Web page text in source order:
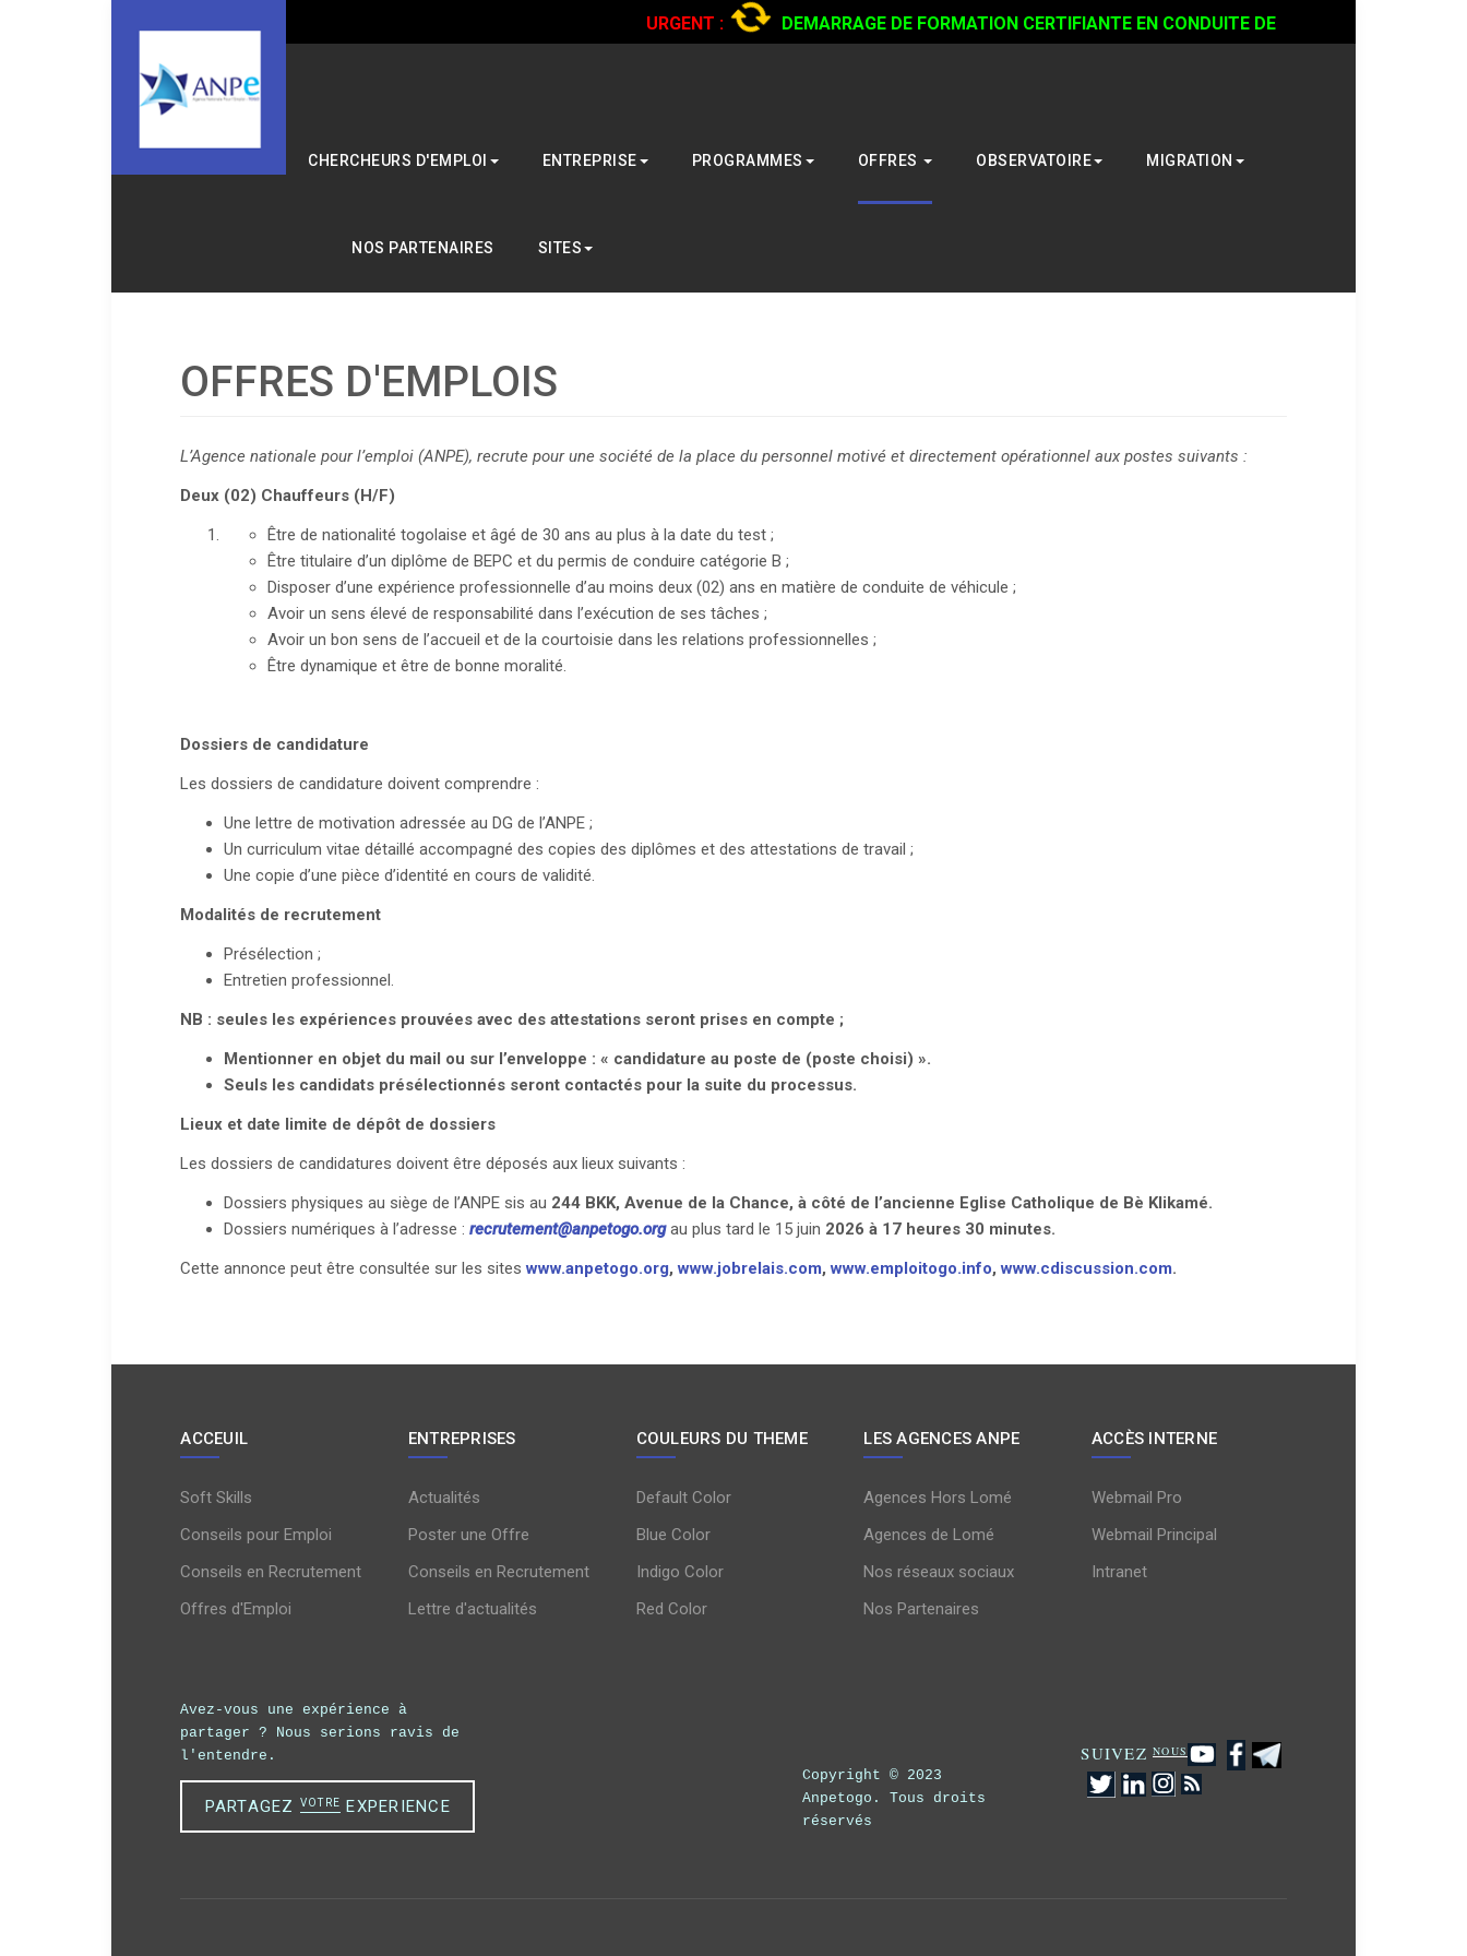
URGENT :
DEMARRAGE DE FORMATION CERTIFIANTE EN CONDUITE DE
CAMIONS...CLIQUER POUR LIRE
CHERCHEURS D'EMPLOI ENTREPRISE PROGRAMMES OFFRES OBSERVATOIRE MIGRATION
NOS PARTENAIRES SITES
OFFRES D'EMPLOIS
L’Agence nationale pour l’emploi (ANPE), recrute pour une société de la place du personnel motivé et directement opérationnel aux postes suivants :
Deux (02) Chauffeurs (H/F)
Être de nationalité togolaise et âgé de 30 ans au plus à la date du test ;
Être titulaire d’un diplôme de BEPC et du permis de conduire catégorie B ;
Disposer d’une expérience professionnelle d’au moins deux (02) ans en matière de conduite de véhicule ;
Avoir un sens élevé de responsabilité dans l’exécution de ses tâches ;
Avoir un bon sens de l’accueil et de la courtoisie dans les relations professionnelles ;
Être dynamique et être de bonne moralité.
Dossiers de candidature
Les dossiers de candidature doivent comprendre :
Une lettre de motivation adressée au DG de l’ANPE ;
Un curriculum vitae détaillé accompagné des copies des diplômes et des attestations de travail ;
Une copie d’une pièce d’identité en cours de validité.
Modalités de recrutement
Présélection ;
Entretien professionnel.
NB : seules les expériences prouvées avec des attestations seront prises en compte ;
Mentionner en objet du mail ou sur l’enveloppe : « candidature au poste de (poste choisi) ».
Seuls les candidats présélectionnés seront contactés pour la suite du processus.
Lieux et date limite de dépôt de dossiers
Les dossiers de candidatures doivent être déposés aux lieux suivants :
Dossiers physiques au siège de l’ANPE sis au 244 BKK, Avenue de la Chance, à côté de l’ancienne Eglise Catholique de Bè Klikamé.
Dossiers numériques à l’adresse :recrutement@anpetogo.orgau plus tard le 15 juin 2026 à 17 heures 30 minutes.
Cette annonce peut être consultée sur les siteswww.anpetogo.org,www.jobrelais.com,www.emploitogo.info,www.cdiscussion.com.
ACCEUIL
Soft Skills
Conseils pour Emploi
Conseils en Recrutement
Offres d'Emploi
ENTREPRISES
Actualités
Poster une Offre
Conseils en Recrutement
Lettre d'actualités
COULEURS DU THEME
Default Color
Blue Color
Indigo Color
Red Color
LES AGENCES ANPE
Agences Hors Lomé
Agences de Lomé
Nos réseaux sociaux
Nos Partenaires
ACCÈS INTERNE
Webmail Pro
Webmail Principal
Intranet
Avez-vous une expérience à
partager ?
Nous serions ravis de
l'entendre.
PARTAGEZ VOTRE EXPERIENCE
Copyright © 2023
Anpetogo. Tous droits
réservés
SUIVEZNOUS